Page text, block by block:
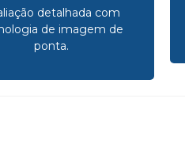
detalhada com
de imagem de
ponta.